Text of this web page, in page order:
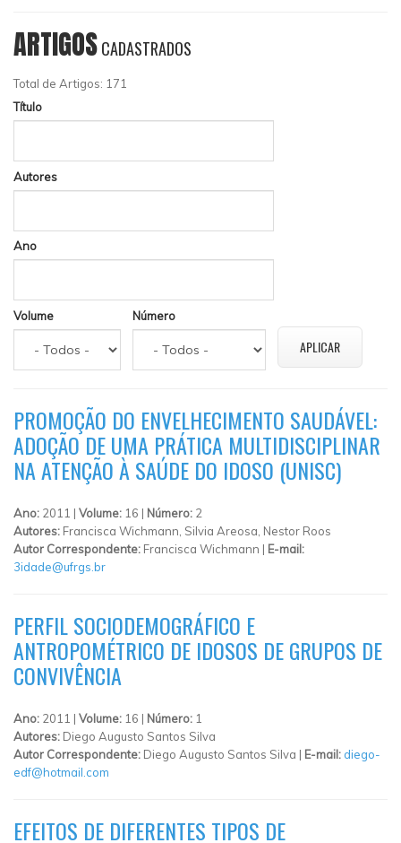
ARTIGOSCADASTRADOS
Total de Artigos: 171
Título
Autores
Ano
Volume Número
PROMOÇÃO DO ENVELHECIMENTO SAUDÁVEL:
ADOÇÃO DE UMA PRÁTICA MULTIDISCIPLINAR
NA ATENÇÃO À SAÚDE DO IDOSO (UNISC)
Ano: 2011 | Volume: 16 | Número: 2
Autores: Francisca Wichmann, Silvia Areosa, Nestor Roos
Autor Correspondente: Francisca Wichmann | E-mail:
3idade@ufrgs.br
PERFIL SOCIODEMOGRÁFICO E
ANTROPOMÉTRICO DE IDOSOS DE GRUPOS DE
CONVIVÊNCIA
Ano: 2011 | Volume: 16 | Número: 1
Autores: Diego Augusto Santos Silva
Autor Correspondente: Diego Augusto Santos Silva | E-mail: diego-
edf@hotmail.com
EFEITOS DE DIFERENTES TIPOS DE